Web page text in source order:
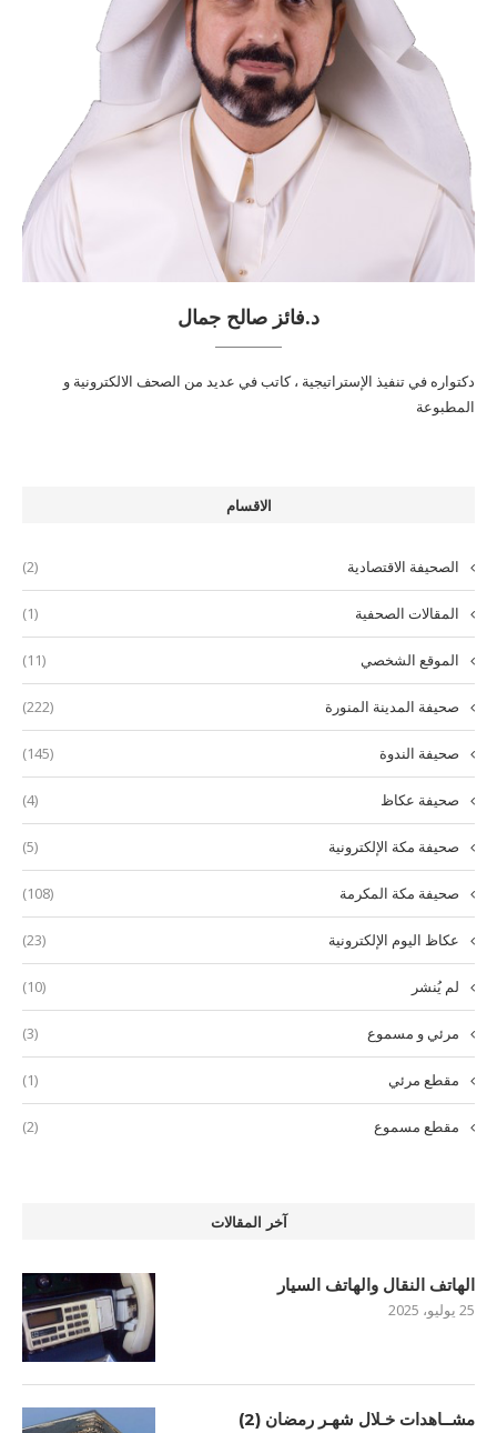
د.فائز صالح جمال
دكتواره في تنفيذ الإستراتيجية ، كاتب في عديد من الصحف الالكترونية و
المطبوعة
الاقسام
الصحيفة الاقتصادية (2)
المقالات الصحفية (1)
الموقع الشخصي (11)
صحيفة المدينة المنورة (222)
صحيفة الندوة (145)
صحيفة عكاظ (4)
صحيفة مكة الإلكترونية (5)
صحيفة مكة المكرمة (108)
عكاظ اليوم الإلكترونية (23)
لم يُنشر (10)
مرئي و مسموع (3)
مقطع مرئي (1)
مقطع مسموع (2)
آخر المقالات
الهاتف النقال والهاتف السيار
25 يوليو، 2025
مشــاهدات خـلال شهـر رمضان (2)